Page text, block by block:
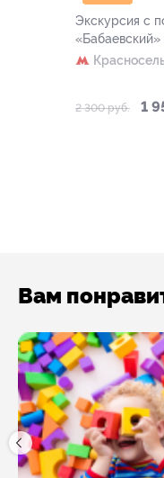
Экскурсия с
2 300 руб. 1
Вам